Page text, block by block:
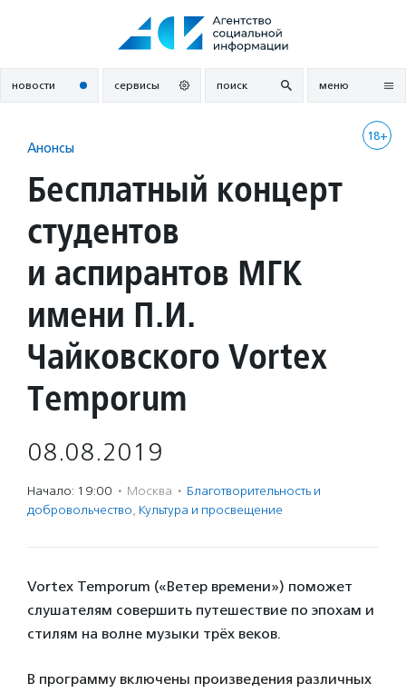
новости сервисы поиск меню
18+
Анонсы
Бесплатный концерт
студентов
и аспирантов МГК
имени П.И.
Чайковского Vortex
Temporum
08.08.2019
Начало: 19:00 · Москва · Благотвори­тель­ность и
доброволь­чест­во, Культура и просвещение
Vortex Temporum («Ветер времени») поможет
слушателям совершить путешествие по эпохам и
стилям на волне музыки трёх веков.
В программу включены произведения различных